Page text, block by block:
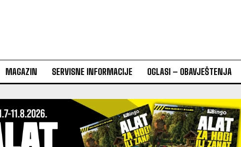
MAGAZIN SERVISNE INFORMACIJE OGLASI – OBAVJEŠTENJA